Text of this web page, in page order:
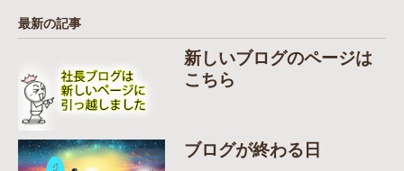
最新の記事
新しいブログのページは
こちら
ブログが終わる日